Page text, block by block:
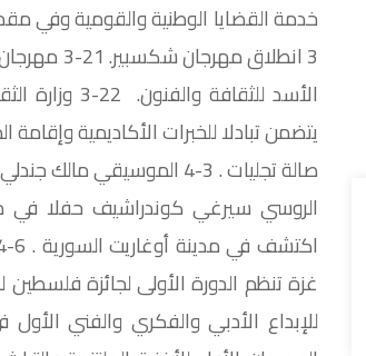
3 انطلاق
الأسد
صالة تجليات . 3-4
الروسي سيرغي كوندراشيف حفلا في